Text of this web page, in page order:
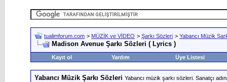
tualimforum.com > MÜZİK ve VİDEO > Şarkı Sözleri > Yabancı Müzik
Madison Avenue Şarkı Sözleri ( Lyrics )
Kayıt ol Yardım Üye Listesi
Yabancı Müzik Şarkı Sözleri Yabancı müzik şarkı sözleri. Sanatçı